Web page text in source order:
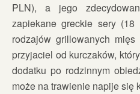
PLN), a jego
zapiekane greckie sery
rodzajów grillowanych
przyjaciel od kurczaków,
dodatku po rodzinnym
może na trawienie napije się